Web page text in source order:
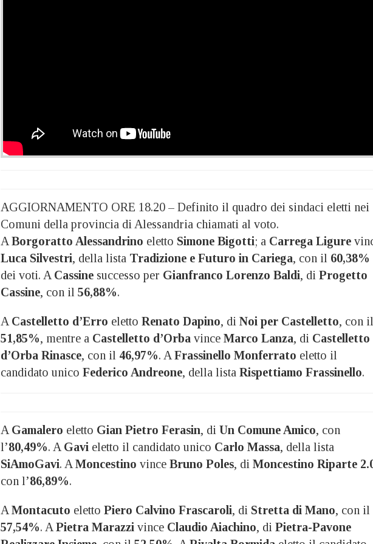
AGGIORNAMENTO ORE 18.20 – Definito il quadro dei sindaci eletti nei
Comuni della provincia di Alessandria chiamati al voto.
A Borgoratto Alessandrino eletto Simone Bigotti; a Carrega Ligure
Luca Silvestri, della lista Tradizione e Futuro in Cariega, con il 60,38%
dei voti. A Cassine successo per Gianfranco Lorenzo Baldi, di Progetto
Cassine, con il 56,88%.
A Castelletto d’Erro eletto Renato Dapino, di Noi per Castelletto, con il
51,85%, mentre a Castelletto d’Orba vince Marco Lanza, di Castelletto
d’Orba Rinasce, con il 46,97%. A Frassinello Monferrato eletto il
candidato unico Federico Andreone, della lista Rispettiamo Frassinello.
A Gamalero eletto Gian Pietro Ferasin, di Un Comune Amico, con
l’80,49%. A Gavi eletto il candidato unico Carlo Massa, della lista
SiAmoGavi. A Moncestino vince Bruno Poles, di Moncestino Riparte
con l’86,89%.
A Montacuto eletto Piero Calvino Frascaroli, di Stretta di Mano, con il
57,54%. A Pietra Marazzi vince Claudio Aiachino, di Pietra-Pavone